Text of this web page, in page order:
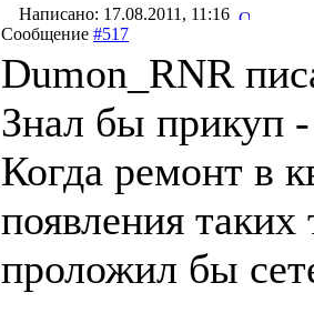
Написано: 17.08.2011, 11:16
Сообщение #517
Dumon_RNR
Знал бы
Когда ремонт в
появления
проложил бы